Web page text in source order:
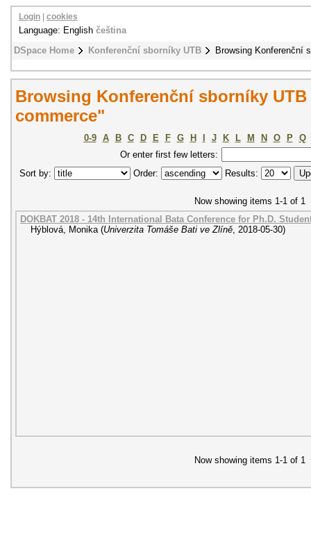
DSpace Home Konferenční sborníky UTB Browsing Konferenční
Login cookies
Language: English čeština
Browsing Konferenční sborníky
commerce"
0-9 A B C D E F G H J K L M N O P
Q
Or enter first few letters:
Sort by:
Order: Results:
Now showing items 1-1 of 1
DOKBAT 2018 - 14th International Bata Conference for Ph.D.
Hýblová, Monika (Univerzita Tomáše Bati ve Zlíně, 2018-05-30)
Now showing items 1-1 of 1